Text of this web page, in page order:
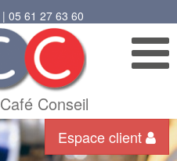
05 61 27 63 60
Conseil
Espace client